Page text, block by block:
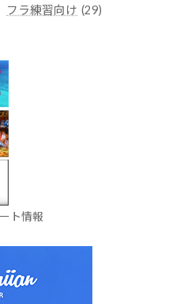
フラ練習向け (29)